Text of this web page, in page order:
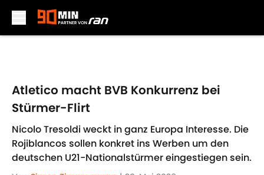
Atletico macht BVB Konkurrenz bei
Stürmer-Flirt
Nicolo Tresoldi weckt in ganz Europa Interesse. Die
Rojiblancos sollen konkret ins Werben um den
deutschen U21-Nationalstürmer eingestiegen sein.